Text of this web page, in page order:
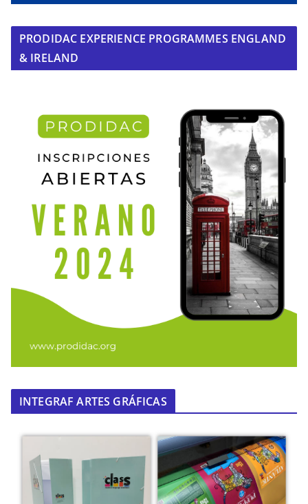
PRODIDAC EXPERIENCE PROGRAMMES ENGLAND
& IRELAND
INTEGRAF ARTES GRÁFICAS